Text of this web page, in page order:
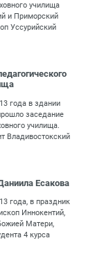
училища
и Приморский
Уссурийский
года в здании
заседание
училища.
Владивостокский
Есакова
года, в праздник
Иннокентий,
Матери,
4 курса